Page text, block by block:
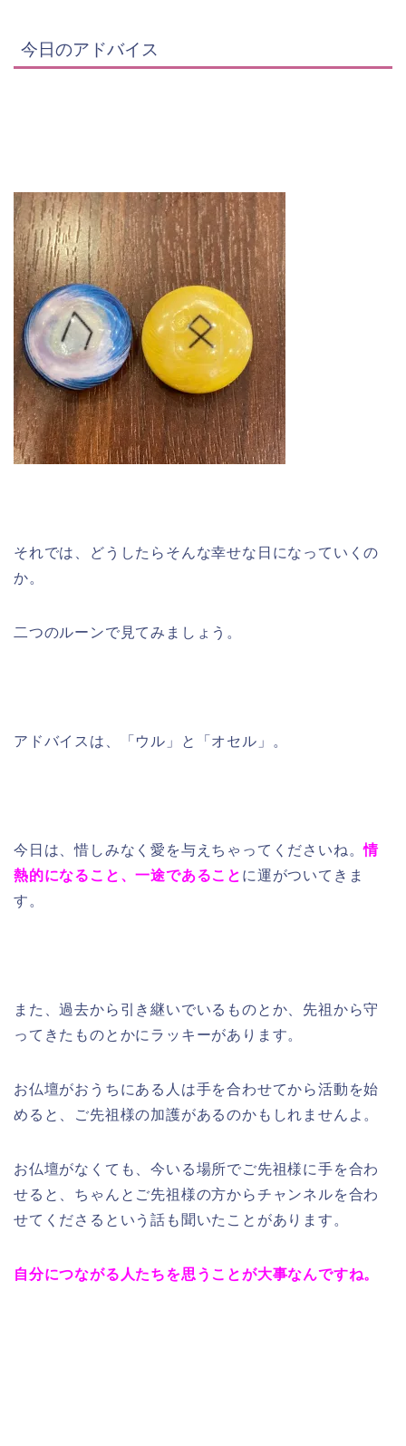
今日のアドバイス
それでは、どうしたらそんな幸せな日になっていくの
か。
二つのルーンで見てみましょう。
アドバイスは、「ウル」と「オセル」。
今日は、惜しみなく愛を与えちゃってくださいね。情
熱的になること、一途であること に運がついてきま
す。
また、過去から引き継いでいるものとか、先祖から守
ってきたものとかにラッキーがあります。
お仏壇がおうちにある人は手を合わせてから活動を始
めると、ご先祖様の加護があるのかもしれませんよ。
お仏壇がなくても、今いる場所でご先祖様に手を合わ
せると、ちゃんとご先祖様の方からチャンネルを合わ
せてくださるという話も聞いたことがあります。
自分につながる人たちを思うことが大事なんですね。